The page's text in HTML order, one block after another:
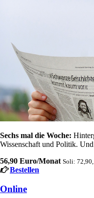
Sechs mal die Woche:
Wissenschaft und Politik.
56,90 Euro/Monat Soli:
Bestellen
Online